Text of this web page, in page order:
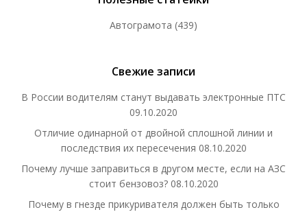
Автограмота (439)
Свежие записи
В России водителям станут выдавать электронные ПТС
09.10.2020
Отличие одинарной от двойной сплошной линии и
последствия их пересечения 08.10.2020
Почему лучше заправиться в другом месте, если на АЗС
стоит бензовоз? 08.10.2020
Почему в гнезде прикуривателя должен быть только